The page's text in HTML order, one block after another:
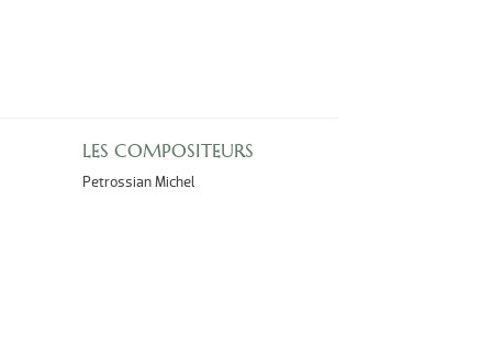
LES COMPOSITEURS
Petrossian Michel